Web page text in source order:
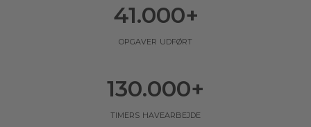
opgaver udført
41.000+
timers havearbejde
130.000+